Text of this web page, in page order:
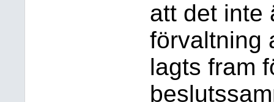
att det inte
förvaltning
lagts fram